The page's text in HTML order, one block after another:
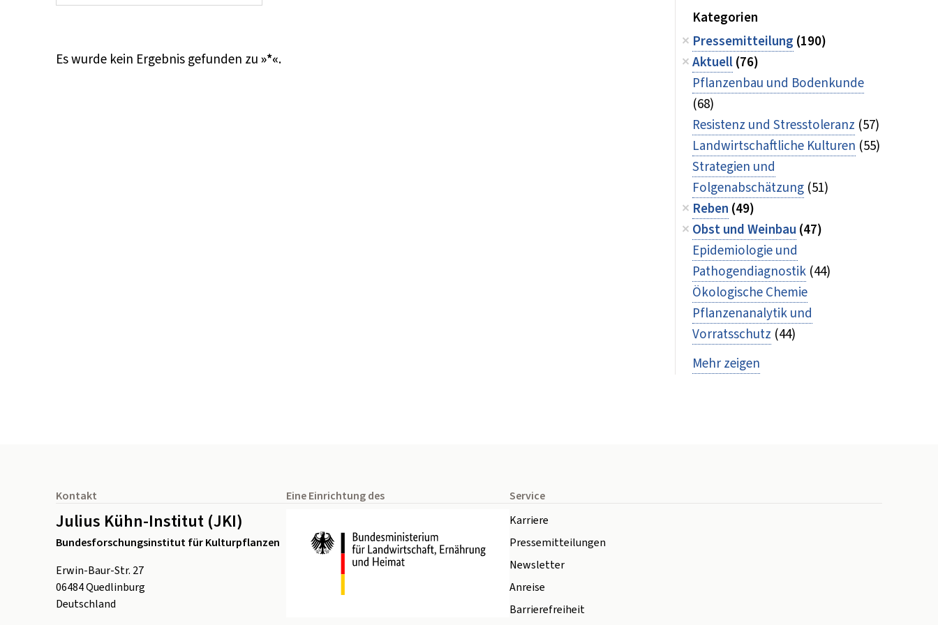
Es wurde kein Ergebnis gefunden zu»*«.
Kategorien
Pressemitteilung (190)
Aktuell(76)
Pflanzenbau und Bodenkunde
(68)
Resistenz und Stresstoleranz (57)
Landwirtschaftliche Kulturen (55)
Strategien und
Folgenabschätzung (51)
Reben (49)
Obst und Weinbau (47)
Epidemiologie und
Pathogendiagnostik (44)
Ökologische Chemie
Pflanzenanalytik und
Vorratsschutz (44)
Mehr zeigen
Kontakt
Julius Kühn-Institut (JKI)
Bundesforschungsinstitut für Kulturpflanzen
Erwin-Baur-Str. 27
06484Quedlinburg
Deutschland
Eine Einrichtung des
Service
Karriere
Pressemitteilungen
Newsletter
Anreise
Barrierefreiheit